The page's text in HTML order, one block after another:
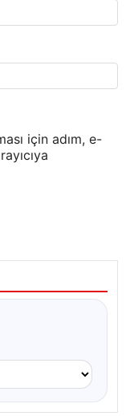
için adım, e-